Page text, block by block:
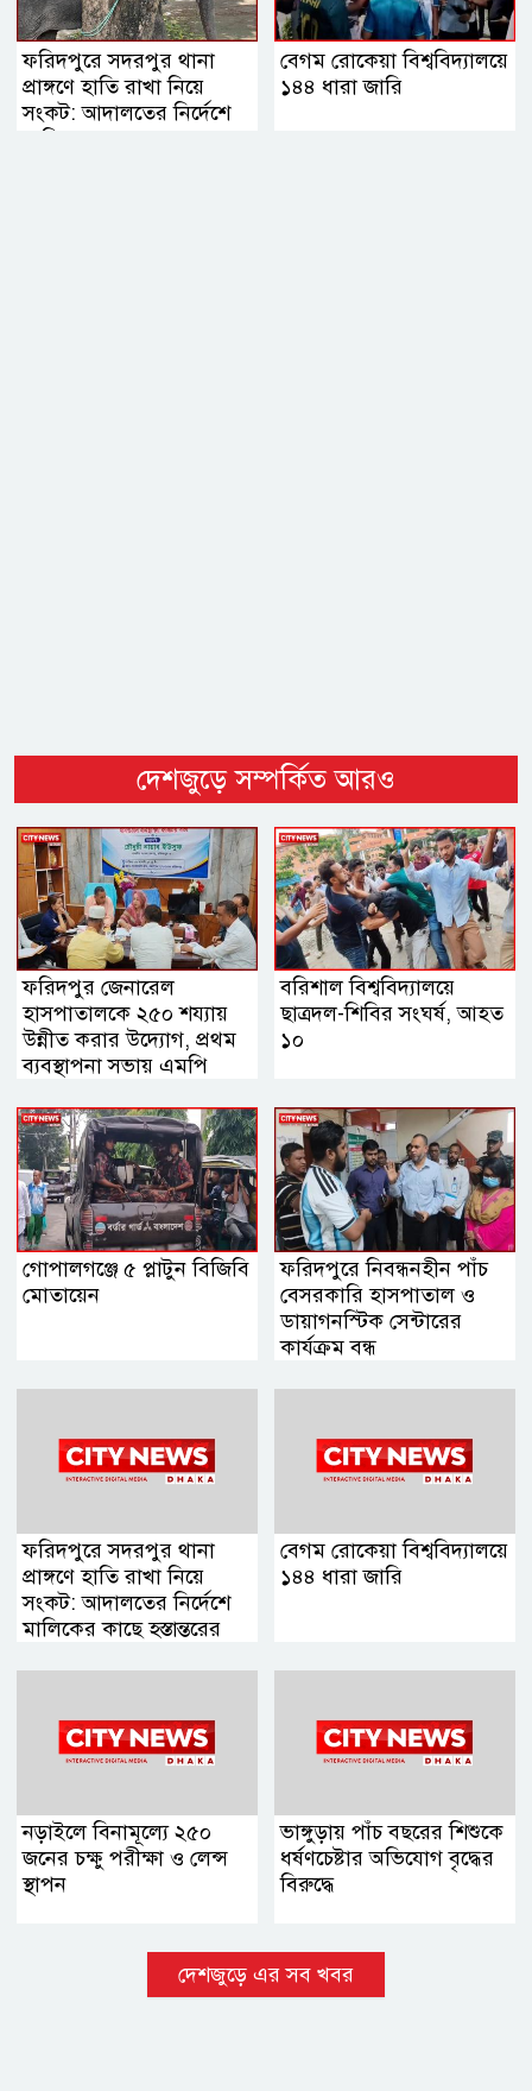
ফরিদপুরে সদরপুর থানা
প্রাঙ্গণে হাতি রাখা নিয়ে
সংকট: আদালতের নির্দেশে
মালিকের কাছে হস্তান্তরের
বেগম রোকেয়া বিশ্ববিদ্যালয়ে
১৪৪ ধারা জারি
দেশজুড়ে সম্পর্কিত আরও
ফরিদপুর জেনারেল
হাসপাতালকে ২৫০ শয্যায়
উন্নীত করার উদ্যোগ, প্রথম
ব্যবস্থাপনা সভায় এমপি
বরিশাল বিশ্ববিদ্যালয়ে
ছাত্রদল-শিবির সংঘর্ষ, আহত
১০
গোপালগঞ্জে ৫ প্লাটুন বিজিবি
মোতায়েন
ফরিদপুরে নিবন্ধনহীন পাঁচ
বেসরকারি হাসপাতাল ও
ডায়াগনস্টিক সেন্টারের
কার্যক্রম বন্ধ
ফরিদপুরে সদরপুর থানা
প্রাঙ্গণে হাতি রাখা নিয়ে
সংকট: আদালতের নির্দেশে
মালিকের কাছে হস্তান্তরের
বেগম রোকেয়া বিশ্ববিদ্যালয়ে
১৪৪ ধারা জারি
নড়াইলে বিনামূল্যে ২৫০
জনের চক্ষু পরীক্ষা ও লেন্স
স্থাপন
ভাঙ্গুড়ায় পাঁচ বছরের শিশুকে
ধর্ষণচেষ্টার অভিযোগ বৃদ্ধের
বিরুদ্ধে
দেশজুড়ে এর সব খবর